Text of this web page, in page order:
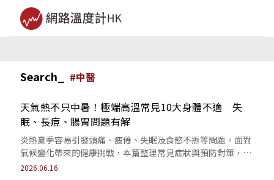
Search_ #中醫
天氣熱不只中暑！極端高溫常見10大身體不適 失
眠、長痘、腸胃問題有解
炎熱夏季容易引發頭痛、疲倦、失眠及食慾不振等問題。面對
氣候變化帶來的健康挑戰，本篇整理常見症狀與預防對策，教
你及早察覺身體警訊，做好日常調理與保健。
2026.06.16